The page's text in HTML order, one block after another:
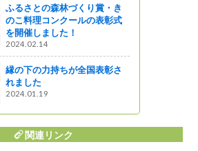
ふるさとの森林づくり賞・き
のこ料理コンクールの表彰式
を開催しました！
2024.02.14
縁の下の力持ちが全国表彰さ
れました
2024.01.19
関連リンク